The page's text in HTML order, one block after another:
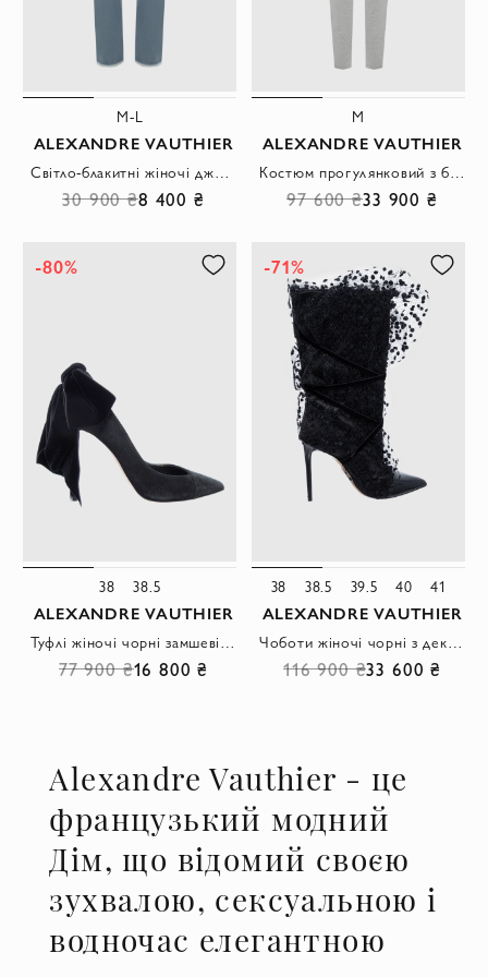
M-L
ALEXANDRE VAUTHIER
30 900 ₴8 400 ₴
M
ALEXANDRE VAUTHIER
97 600 ₴33 900 ₴
-80%
38 38.5
ALEXANDRE VAUTHIER
77 900 ₴16 800 ₴
-71%
38 38.5 39.5 40 41
ALEXANDRE VAUTHIER
116 900 ₴33 600 ₴
Alexandre Vauthier - це
французький модний
Дім, що відомий своєю
зухвалою, сексуальною і
водночас елегантною